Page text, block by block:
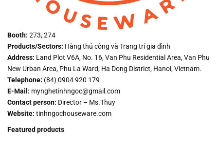
Booth: 273, 274
Products/Sectors: Hàng thủ công và Trang trí gia đình
Address: Land Plot V6A, No. 16, Van Phu Residential Area, Van Phu
New Urban Area, Phu La Ward, Ha Dong District, Hanoi, Vietnam.
Telephone: (84) 0904 920 179
E-Mail: mynghetinhngoc@gmail.com
Contact person: Director – Ms.Thuy
Website: tinhngochouseware.com
Featured products